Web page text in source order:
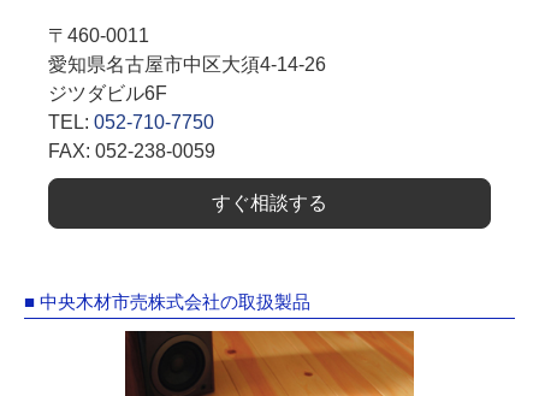
〒460-0011
愛知県名古屋市中区大須4-14-26
ジツダビル6F
TEL: 052-710-7750
FAX: 052-238-0059
すぐ相談する
■ 中央木材市売株式会社の取扱製品